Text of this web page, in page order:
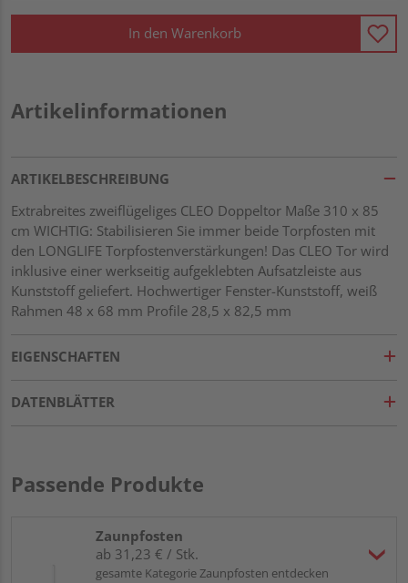
In den Warenkorb
Artikelinformationen
ARTIKELBESCHREIBUNG
Extrabreites zweiflügeliges CLEO Doppeltor Maße 310 x 85
cm WICHTIG: Stabilisieren Sie immer beide Torpfosten mit
den LONGLIFE Torpfostenverstärkungen! Das CLEO Tor wird
inklusive einer werkseitig aufgeklebten Aufsatzleiste aus
Kunststoff geliefert. Hochwertiger Fenster-Kunststoff, weiß
Rahmen 48 x 68 mm Profile 28,5 x 82,5 mm
EIGENSCHAFTEN
DATENBLÄTTER
Passende Produkte
Zaunpfosten
ab 31,23 € / Stk.
gesamte Kategorie Zaunpfosten entdecken